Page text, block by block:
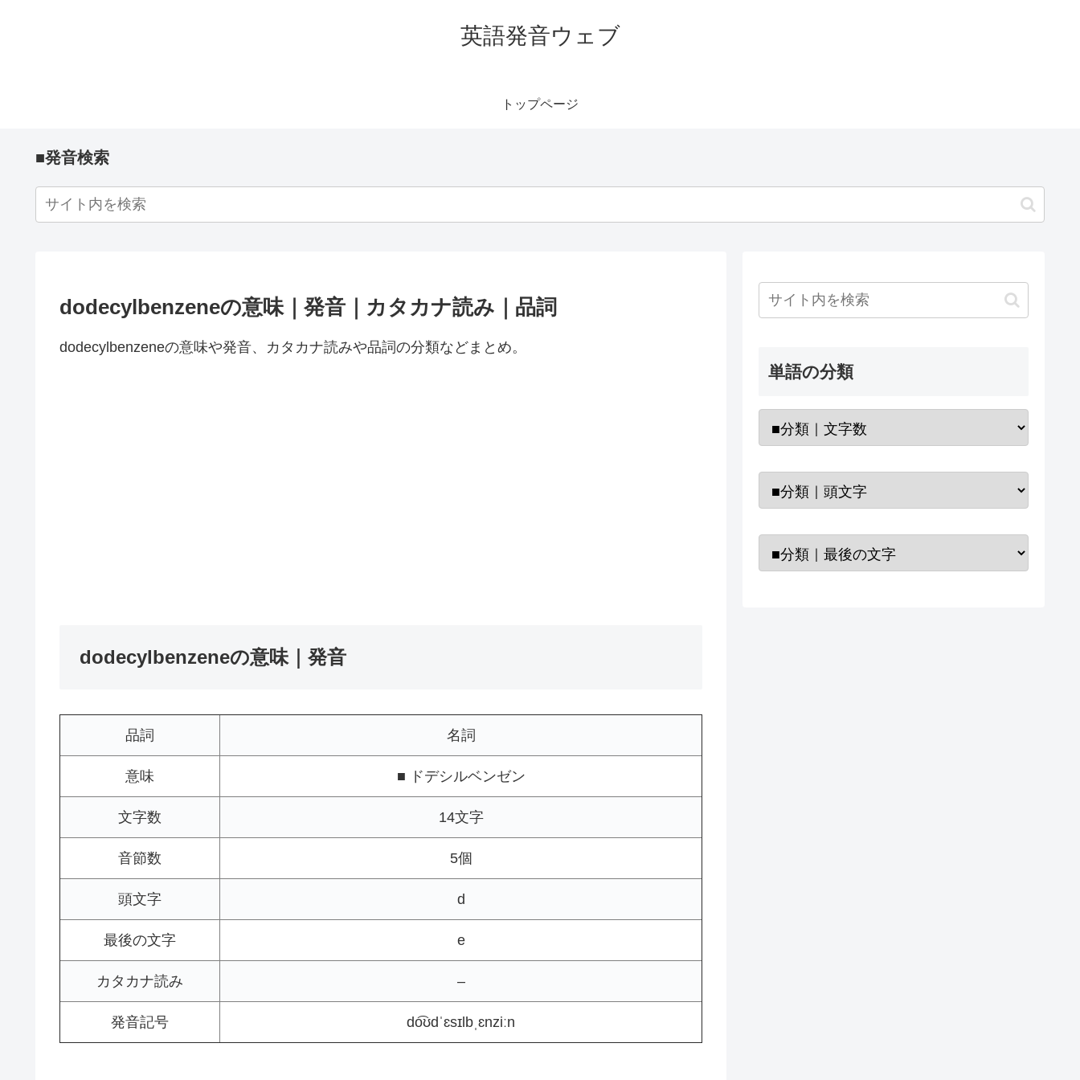
英語発音ウェブ
トップページ
■発音検索
dodecylbenzeneの意味｜発音｜カタカナ読み｜品詞
dodecylbenzeneの意味や発音、カタカナ読みや品詞の分類などまとめ。
dodecylbenzeneの意味｜発音
品詞 名詞
意味 ■ ドデシルベンゼン
文字数 14文字
音節数 5個
頭文字 d
最後の文字 e
カタカナ読み –
発音記号 do͡ʊdˈɛsɪlbˌɛnziːn
単語の分類